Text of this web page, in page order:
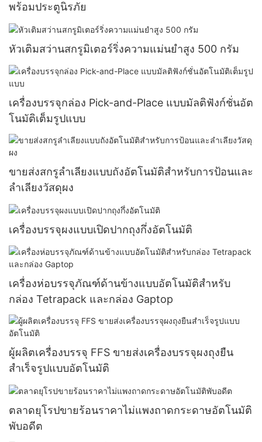
พร้อมประตูนิรภัย
หัวเติมสว่านสกรูมิเตอร์ริ่งความแม่นยำสูง 500 กรัม
เครื่องบรรจุกล่อง Pick-and-Place แบบมัลติฟังก์ชั่นอัต
โนมัติเต็มรูปแบบ
ขายส่งสกรูลำเลียงแบบถังอัตโนมัติสำหรับการป้อนและ
ลำเลียงวัสดุผง
เครื่องบรรจุผงแบบเปิดปากถุงกึ่งอัตโนมัติ
เครื่องห่อบรรจุภัณฑ์ด้านข้างแบบอัตโนมัติสำหรับ
กล่อง Tetrapack และกล่อง Gaptop
ผู้ผลิตเครื่องบรรจุ FFS ขายส่งเครื่องบรรจุผงถุงยืน
สำเร็จรูปแบบอัตโนมัติ
ตลาดยุโรปขายร้อนราคาไม่แพงถาดกระดาษอัตโนมัติ
พับอดีต